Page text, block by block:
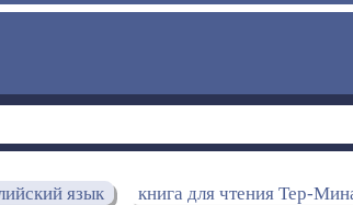
язык книга для чтения Тер-